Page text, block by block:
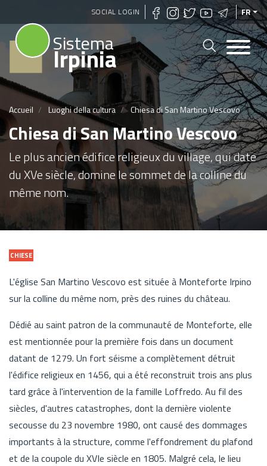
Aller
au
contenu
principal
SOCIAL LOGIN FR
Sistema
Irpinia
Accueil Luoghi della cultura Chiesa di San Martino Vescovo
Chiesa di San Martino Vescovo
Le plus ancien édifice religieux du village, qui date
du XVe siècle, domine le sommet de la colline du
même nom.
CHIESE
L'église San Martino Vescovo est située à Monteforte Irpino
sur la colline du même nom, près des ruines du château.
Dédié au saint patron de la communauté de Monteforte, elle
est mentionnée pour la première fois dans un document
datant de 1279. Un fort séisme a complètement détruit
l'édifice religieux en 1456, qui a été reconstruit trois ans plus
tard grâce à l'intervention de la famille Loffredo. Au fil des
siècles, d'autres catastrophes, dont la dernière violente
secousse du 23 novembre 1980, ont causé des dommages
importants à la structure, comme l'effondrement du plafond
et de la coupole du XVIe siècle en 1805. Malgré cela, le lieu